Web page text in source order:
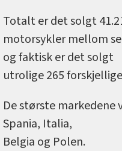
Totalt er det solgt
motorsykler mellom
og faktisk er det solgt
utrolige 265
De største markedene
Spania, Italia,
Belgia og Polen.